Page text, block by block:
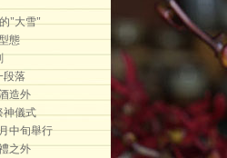
"大雪"
態
段落
造外
神儀式
中旬舉行
之外